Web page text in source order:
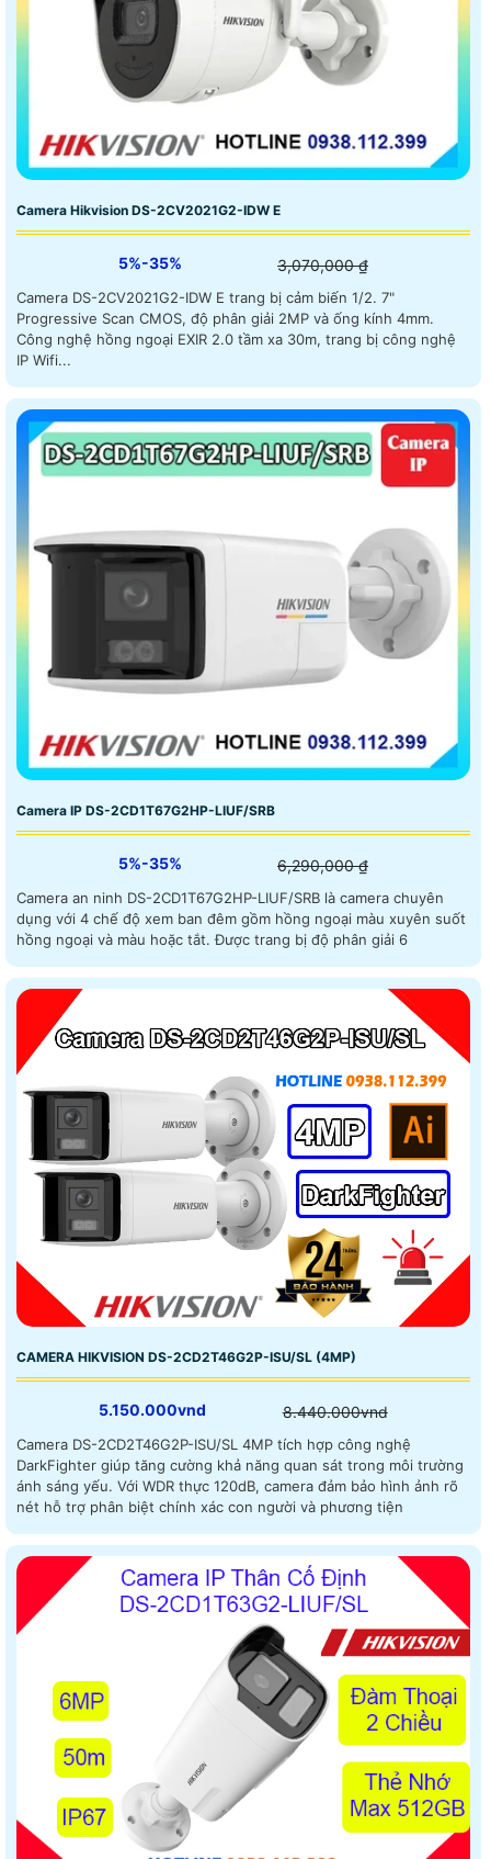
Camera Hikvision DS-2CV2021G2-IDW E
5%-35% 3,070,000 ₫
Camera DS-2CV2021G2-IDW E trang bị cảm biến 1/2. 7"
Progressive Scan CMOS, độ phân giải 2MP và ống kính 4mm.
Công nghệ hồng ngoại EXIR 2.0 tầm xa 30m, trang bị công nghệ
IP Wifi...
Camera IP DS-2CD1T67G2HP-LIUF/SRB
5%-35% 6,290,000 ₫
Camera an ninh DS-2CD1T67G2HP-LIUF/SRB là camera chuyên
dụng với 4 chế độ xem ban đêm gồm hồng ngoại màu xuyên suốt
hồng ngoại và màu hoặc tắt. Được trang bị độ phân giải 6
CAMERA HIKVISION DS-2CD2T46G2P-ISU/SL (4MP)
5.150.000vnd 8.440.000vnd
Camera DS-2CD2T46G2P-ISU/SL 4MP tích hợp công nghệ
DarkFighter giúp tăng cường khả năng quan sát trong môi trường
ánh sáng yếu. Với WDR thực 120dB, camera đảm bảo hình ảnh rõ
nét hỗ trợ phân biệt chính xác con người và phương tiện